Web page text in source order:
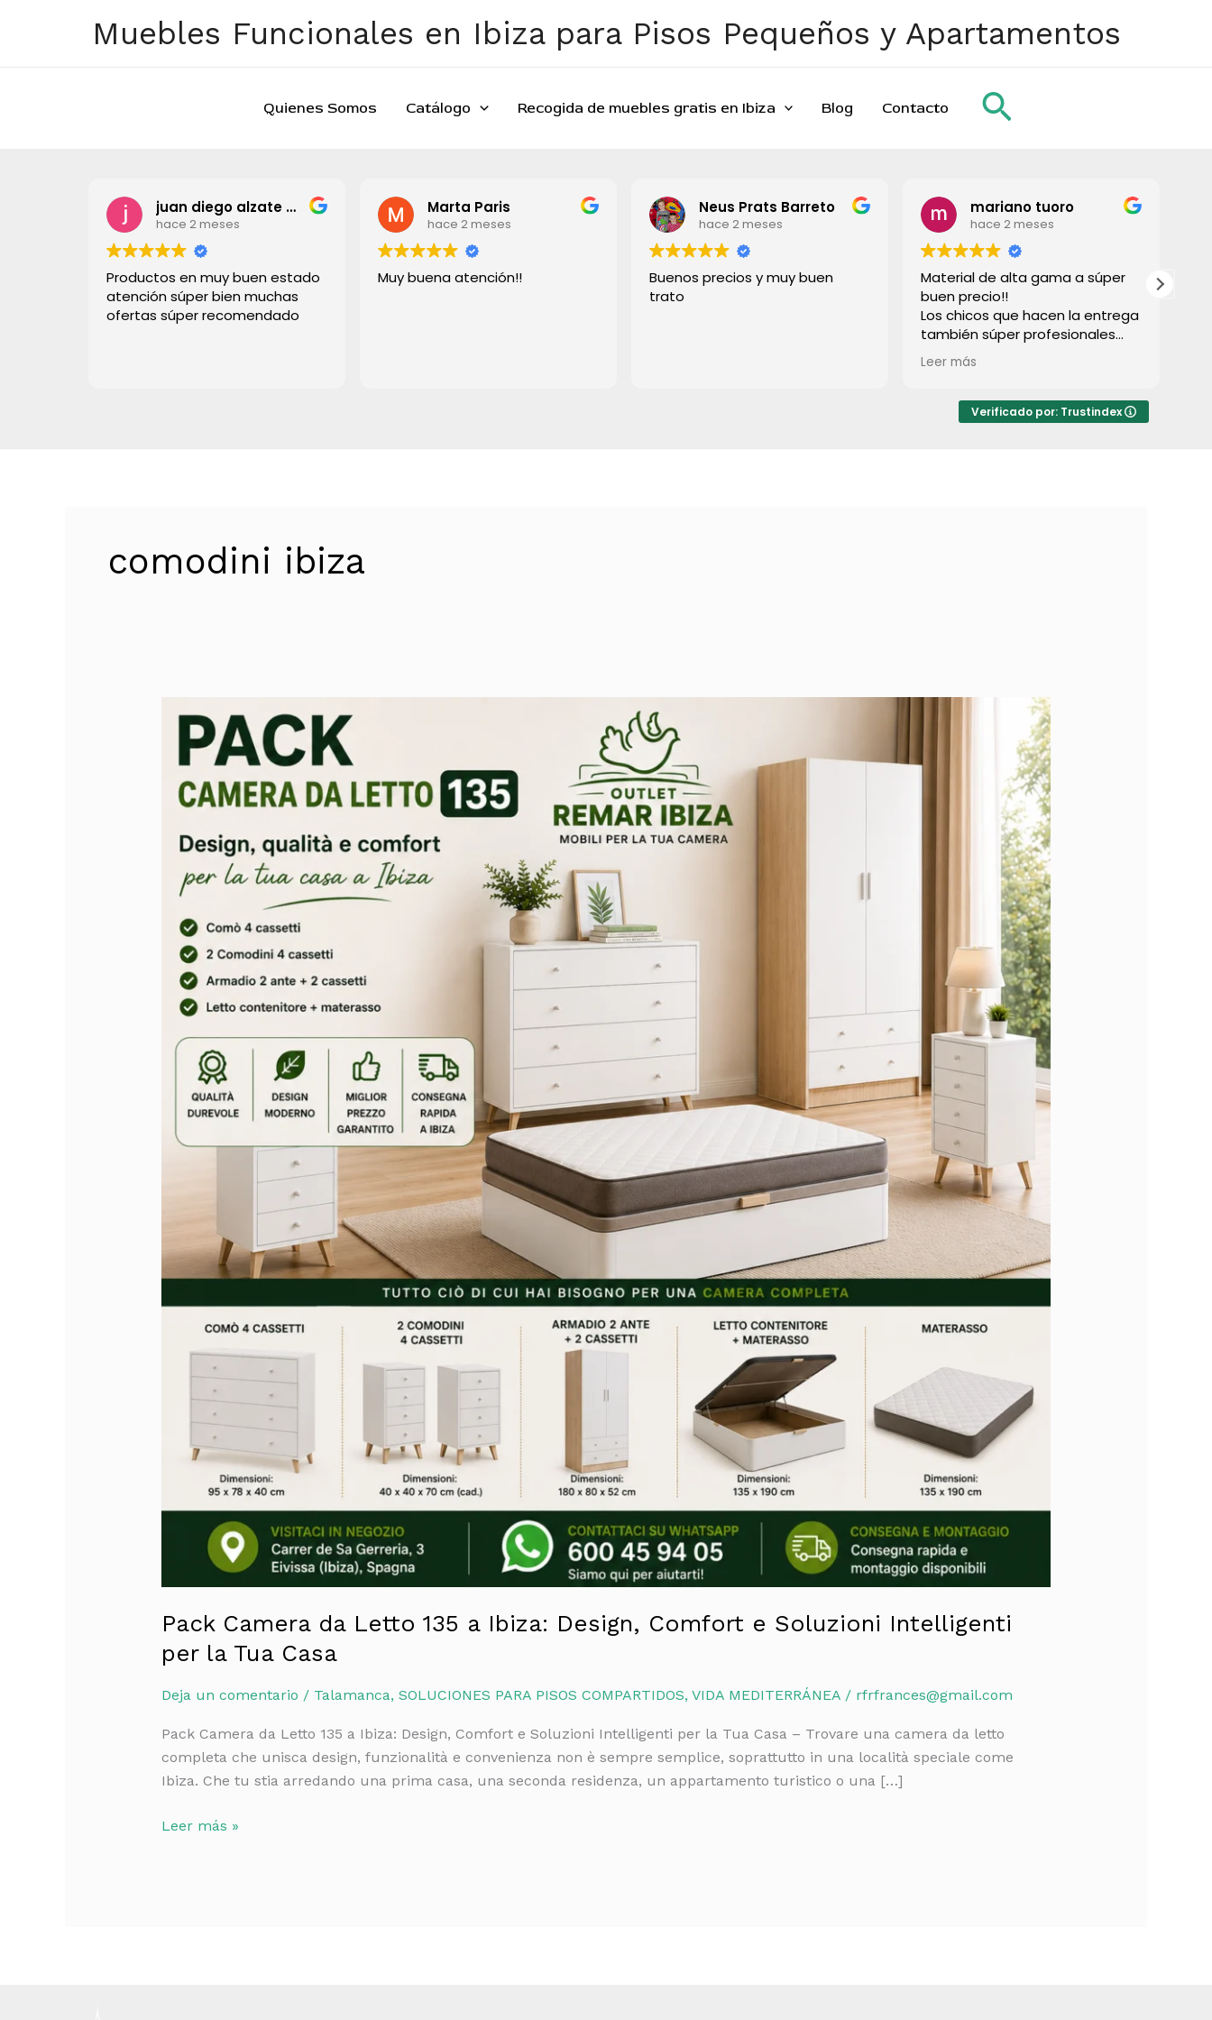
Muebles Funcionales en Ibiza para Pisos Pequeños y Apartamentos
Quienes Somos Catálogo Recogida de muebles gratis en Ibiza Blog Contacto Buscar
juan diego alzate grisales
hace 2 meses
Productos en muy buen estado
atención súper bien muchas
ofertas súper recomendado
Marta Paris
hace 2 meses
Muy buena atención!!
Neus Prats Barreto
hace 2 meses
Buenos precios y muy buen
trato
mariano tuoro
hace 2 meses
Material de alta gama a súper
buen precio!!
Los chicos que hacen la entrega
también súper profesionales
rápido e súper limpios! Lo
recomiendo a todos!
Leer más
Verificado por: Trustindex
comodini ibiza
Pack Camera da Letto 135 a Ibiza: Design, Comfort e Soluzioni Intelligenti
per la Tua Casa
Deja un comentario / Talamanca, SOLUCIONES PARA PISOS COMPARTIDOS, VIDA MEDITERRÁNEA/ rfrfrances@gmail.com
Pack Camera da Letto 135 a Ibiza: Design, Comfort e Soluzioni Intelligenti per la Tua Casa – Trovare una camera da letto
completa che unisca design, funzionalità e convenienza non è sempre semplice, soprattutto in una località speciale come
Ibiza. Che tu stia arredando una prima casa, una seconda residenza, un appartamento turistico o una […]
Camera
Letto
135
Ibiza:
Design,
Comfort
Soluzioni
Intelligenti
per
Tua
Leer más »